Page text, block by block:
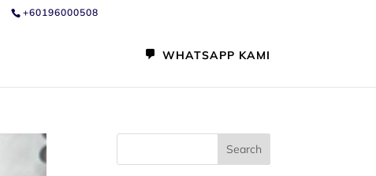
+60196000508
WHATSAPP KAMI